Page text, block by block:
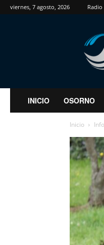
viernes, 7 agosto, 2026 Radio
INICIO OSORNO
Inicio